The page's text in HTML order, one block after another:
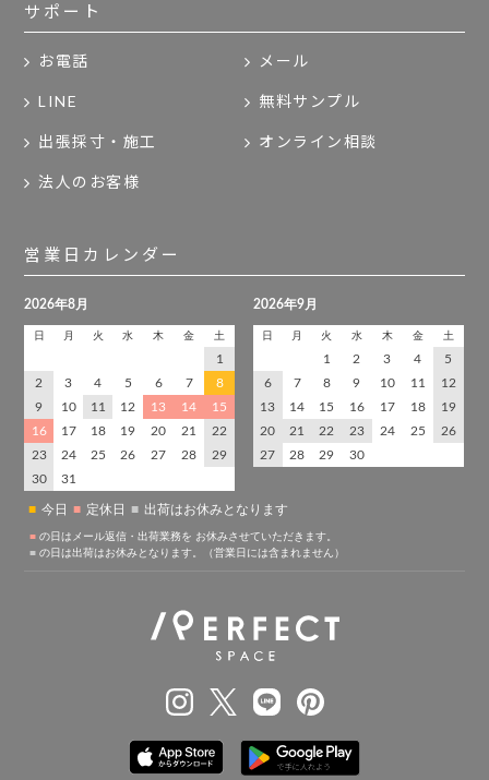
サポート
お電話 メール
LINE 無料サンプル
出張採寸・施工 オンライン相談
法人のお客様
営業日カレンダー